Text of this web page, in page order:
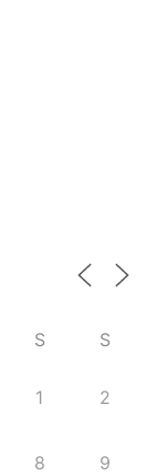
S S
1 2
8 9